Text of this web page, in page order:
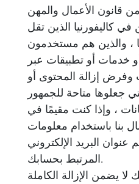
تسمح المادة ۲۲٥۸۱ من قانون الأعمال والمهن
في كاليفورنيا الذين تقل
عن 18 عامًا ، والذين هم مستخدمون
خدمات أو تطبيقات عبر
وفرض إزالة المحتوى أو
، وإذا كنت مقيمًا في
بنا باستخدام معلومات
عنوان البريد الإلكتروني
المرتبط بحسابك.
لا يضمن الإزالة الكاملة